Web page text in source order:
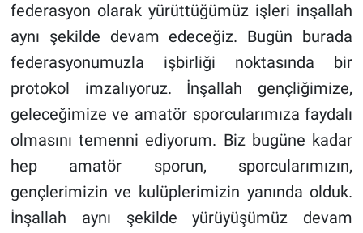
federasyon olarak yürüttüğümüz işleri inşallah
aynı şekilde devam edeceğiz. Bugün burada
federasyonumuzla işbirliği noktasında bir
protokol imzalıyoruz. İnşallah gençliğimize,
geleceğimize ve amatör sporcularımıza faydalı
olmasını temenni ediyorum. Biz bugüne kadar
hep amatör sporun, sporcularımızın,
gençlerimizin ve kulüplerimizin yanında olduk.
İnşallah aynı şekilde yürüyüşümüz devam